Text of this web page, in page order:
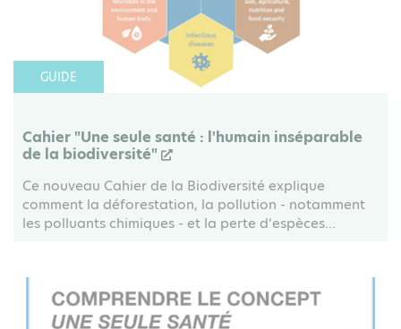
GUIDE
Cahier "Une seule santé : l'humain inséparable
de la biodiversité"
Ce nouveau Cahier de la Biodiversité explique
comment la déforestation, la pollution - notamment
les polluants chimiques - et la perte d’espèces...